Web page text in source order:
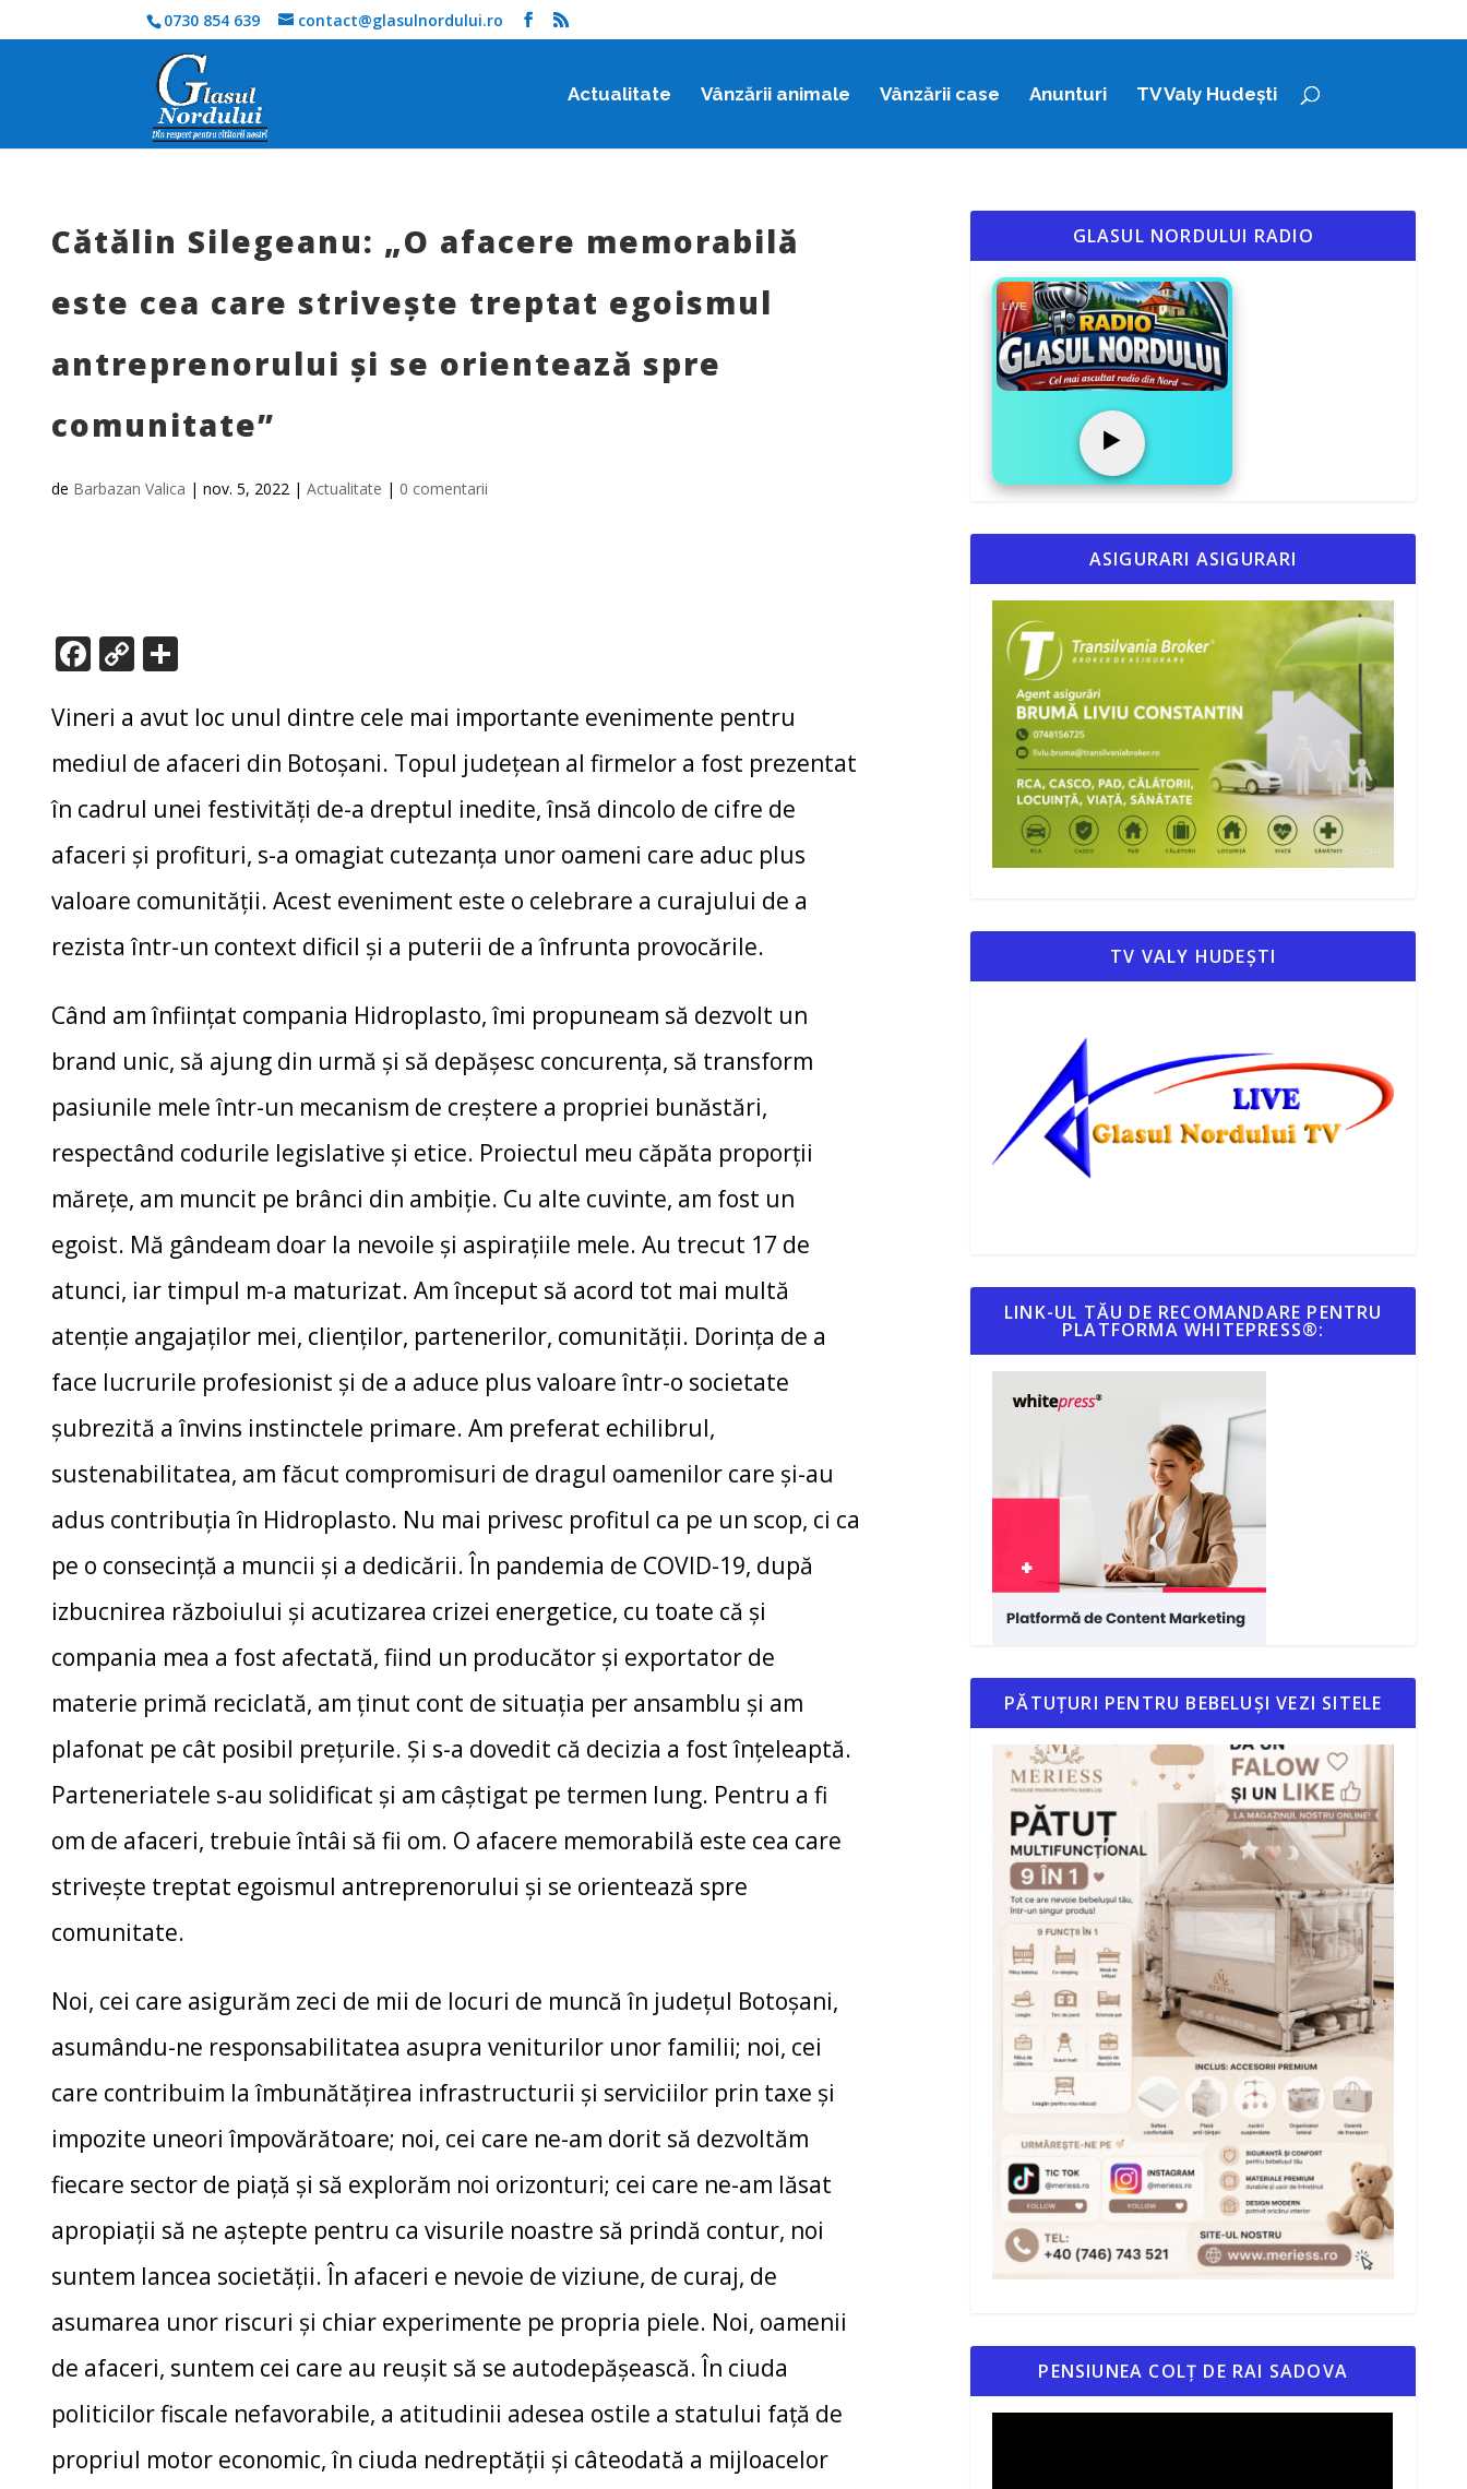
0730 854 639 contact@glasulnordului.ro
Actualitate Vânzării animale Vânzării case Anunturi TV Valy Hudești
Cătălin Silegeanu: „O afacere memorabilă
este cea care strivește treptat egoismul
antreprenorului și se orientează spre
comunitate”
de Barbazan Valica |nov. 5, 2022 |Actualitate | 0 comentarii
F
e
b
o
o
k
C
p
y
Li
n
k
ta
je
az
ă
Vineri a avut loc unul dintre cele mai importante evenimente pentru
mediul de afaceri din Botoșani. Topul județean al firmelor a fost prezentat
în cadrul unei festivități de-a dreptul inedite, însă dincolo de cifre de
afaceri și profituri, s-a omagiat cutezanța unor oameni care aduc plus
valoare comunității. Acest eveniment este o celebrare a curajului de a
rezista într-un context dificil și a puterii de a înfrunta provocările.
Când am înființat compania Hidroplasto, îmi propuneam să dezvolt un
brand unic, să ajung din urmă și să depășesc concurența, să transform
pasiunile mele într-un mecanism de creștere a propriei bunăstări,
respectând codurile legislative și etice. Proiectul meu căpăta proporții
mărețe, am muncit pe brânci din ambiție. Cu alte cuvinte, am fost un
egoist. Mă gândeam doar la nevoile și aspirațiile mele. Au trecut 17 de
atunci, iar timpul m-a maturizat. Am început să acord tot mai multă
atenție angajaților mei, clienților, partenerilor, comunității. Dorința de a
face lucrurile profesionist și de a aduce plus valoare într-o societate
șubrezită a învins instinctele primare. Am preferat echilibrul,
sustenabilitatea, am făcut compromisuri de dragul oamenilor care și-au
adus contribuția în Hidroplasto. Nu mai privesc profitul ca pe un scop, ci ca
pe o consecință a muncii și a dedicării. În pandemia de COVID-19, după
izbucnirea războiului și acutizarea crizei energetice, cu toate că și
compania mea a fost afectată, fiind un producător și exportator de
materie primă reciclată, am ținut cont de situația per ansamblu și am
plafonat pe cât posibil prețurile. Și s-a dovedit că decizia a fost înțeleaptă.
Parteneriatele s-au solidificat și am câștigat pe termen lung. Pentru a fi
om de afaceri, trebuie întâi să fii om. O afacere memorabilă este cea care
strivește treptat egoismul antreprenorului și se orientează spre
comunitate.
Noi, cei care asigurăm zeci de mii de locuri de muncă în județul Botoșani,
asumându-ne responsabilitatea asupra veniturilor unor familii; noi, cei
care contribuim la îmbunătățirea infrastructurii și serviciilor prin taxe și
impozite uneori împovărătoare; noi, cei care ne-am dorit să dezvoltăm
fiecare sector de piață și să explorăm noi orizonturi; cei care ne-am lăsat
apropiații să ne aștepte pentru ca visurile noastre să prindă contur, noi
suntem lancea societății. În afaceri e nevoie de viziune, de curaj, de
asumarea unor riscuri și chiar experimente pe propria piele. Noi, oamenii
de afaceri, suntem cei care au reușit să se autodepășească. În ciuda
politicilor fiscale nefavorabile, a atitudinii adesea ostile a statului față de
propriul motor economic, în ciuda nedreptății și câteodată a mijloacelor
GLASUL NORDULUI RADIO
LIVE
▶️
ASIGURARI ASIGURARI
TV VALY HUDEȘTI
LINK-UL TĂU DE RECOMANDARE PENTRU
PLATFORMA WHITEPRESS®:
PĂTUȚURI PENTRU BEBELUȘI VEZI SITELE
PENSIUNEA COLȚ DE RAI SADOVA